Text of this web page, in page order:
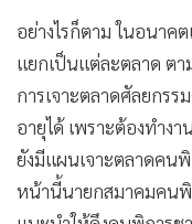
ในส่วนของแอตต้าจะมี
เพื่อติดตามความคืบห
เหมาะแก่กลุ่มผู้สูงอา
แก่ลุกค้าเป้าหมาย เบื้อง
อาทิ ญี่ปุ่น และ ตะวันอ
โดยการทำงาน จะร่วม